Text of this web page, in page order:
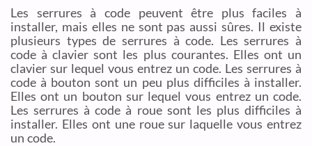
Les serrures à code peuvent être plus faciles à
installer, mais elles ne sont pas aussi sûres. Il existe
plusieurs types de serrures à code. Les serrures à
code à clavier sont les plus courantes. Elles ont un
clavier sur lequel vous entrez un code. Les serrures à
code à bouton sont un peu plus difficiles à installer.
Elles ont un bouton sur lequel vous entrez un code.
Les serrures à code à roue sont les plus difficiles à
installer. Elles ont une roue sur laquelle vous entrez
un code.